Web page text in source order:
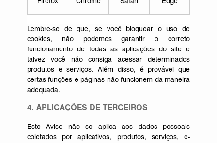
Lembre-se de que, se você bloquear o uso de
cookies, não podemos garantir o correto
funcionamento de todas as aplicações do site e
talvez você não consiga acessar determinados
produtos e serviços. Além disso, é provável que
certas funções e páginas não funcionem da maneira
adequada.
4. APLICAÇÕES DE TERCEIROS
Este Aviso não se aplica aos dados pessoais
coletados por aplicativos, produtos, serviços, e-